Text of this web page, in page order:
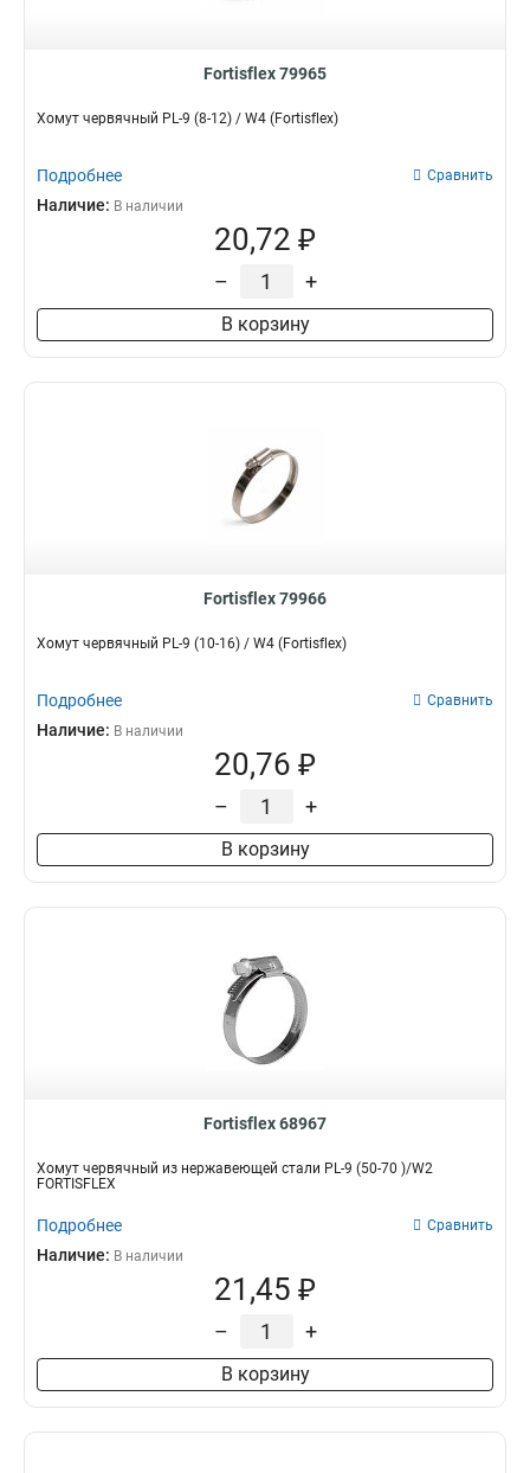
Fortisflex 79965
Хомут червячный PL-9 (8-12) / W4 (Fortisflex)
Подробнее Сравнить
Наличие: В наличии
20,72 ₽
– +
В корзину
Fortisflex 79966
Хомут червячный PL-9 (10-16) / W4 (Fortisflex)
Подробнее Сравнить
Наличие: В наличии
20,76 ₽
– +
В корзину
Fortisflex 68967
Хомут червячный из нержавеющей стали PL-9 (50-70 )/W2
FORTISFLEX
Подробнее Сравнить
Наличие: В наличии
21,45 ₽
– +
В корзину